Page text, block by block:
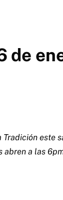
de
Tradición este
abren a las